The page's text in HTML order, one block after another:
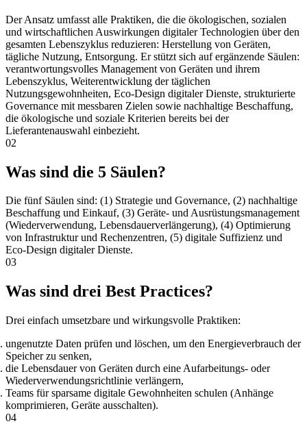
Der Ansatz umfasst alle Praktiken, die die ökologischen, sozialen
und wirtschaftlichen Auswirkungen digitaler Technologien über den
gesamten Lebenszyklus reduzieren: Herstellung von Geräten,
tägliche Nutzung, Entsorgung. Er stützt sich auf ergänzende Säulen:
verantwortungsvolles Management von Geräten und ihrem
Lebenszyklus, Weiterentwicklung der täglichen
Nutzungsgewohnheiten, Eco-Design digitaler Dienste, strukturierte
Governance mit messbaren Zielen sowie nachhaltige Beschaffung,
die ökologische und soziale Kriterien bereits bei der
Lieferantenauswahl einbezieht.
02
Was sind die 5 Säulen?
Die fünf Säulen sind: (1) Strategie und Governance, (2) nachhaltige
Beschaffung und Einkauf, (3) Geräte- und Ausrüstungsmanagement
(Wiederverwendung, Lebensdauerverlängerung), (4) Optimierung
von Infrastruktur und Rechenzentren, (5) digitale Suffizienz und
Eco-Design digitaler Dienste.
03
Was sind drei Best Practices?
Drei einfach umsetzbare und wirkungsvolle Praktiken:
ungenutzte Daten prüfen und löschen, um den Energieverbrauch der
Speicher zu senken,
die Lebensdauer von Geräten durch eine Aufarbeitungs- oder
Wiederverwendungsrichtlinie verlängern,
Teams für sparsame digitale Gewohnheiten schulen (Anhänge
komprimieren, Geräte ausschalten).
04